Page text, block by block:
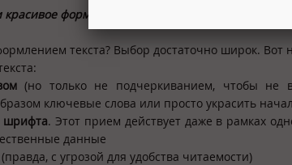
форматирование
текста? Выбор достаточно широк. Вот
(но только не подчеркиванием, чтобы не
ключевые слова или просто украсить
шрифта. Этот прием действует даже в рамках
данные
(правда, с угрозой для удобства читаемости)